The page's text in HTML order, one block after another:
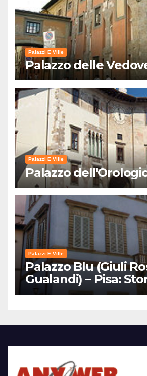
Palazzi E Ville
Palazzo delle
Palazzi E Ville
Palazzo
Palazzi E Ville
Palazzo Blu (Giuli
Gualandi) – Pisa:
Mostre e Info Visita